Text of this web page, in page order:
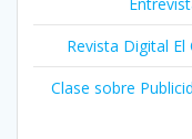
Revista Digital
Clase sobre